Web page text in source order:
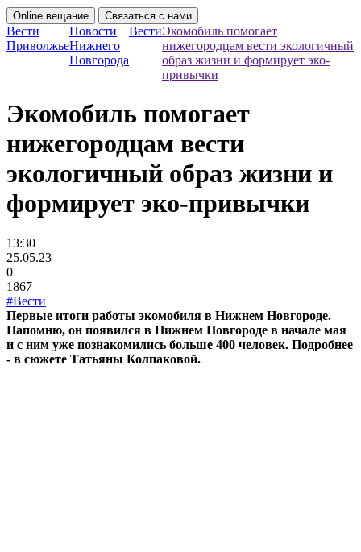
Online вещание Связаться с нами
Вести
Приволжье
Новости
Нижнего
Новгорода
ВестиЭкомобиль помогает
нижегородцам вести экологичный
образ жизни и формирует эко-
привычки
Экомобиль помогает
нижегородцам вести
экологичный образ жизни и
формирует эко-привычки
13:30
25.05.23
0
1867
#Вести
Первые итоги работы экомобиля в Нижнем Новгороде.
Напомню, он появился в Нижнем Новгороде в начале мая
и с ним уже познакомились больше 400 человек. Подробнее
- в сюжете Татьяны Колпаковой.